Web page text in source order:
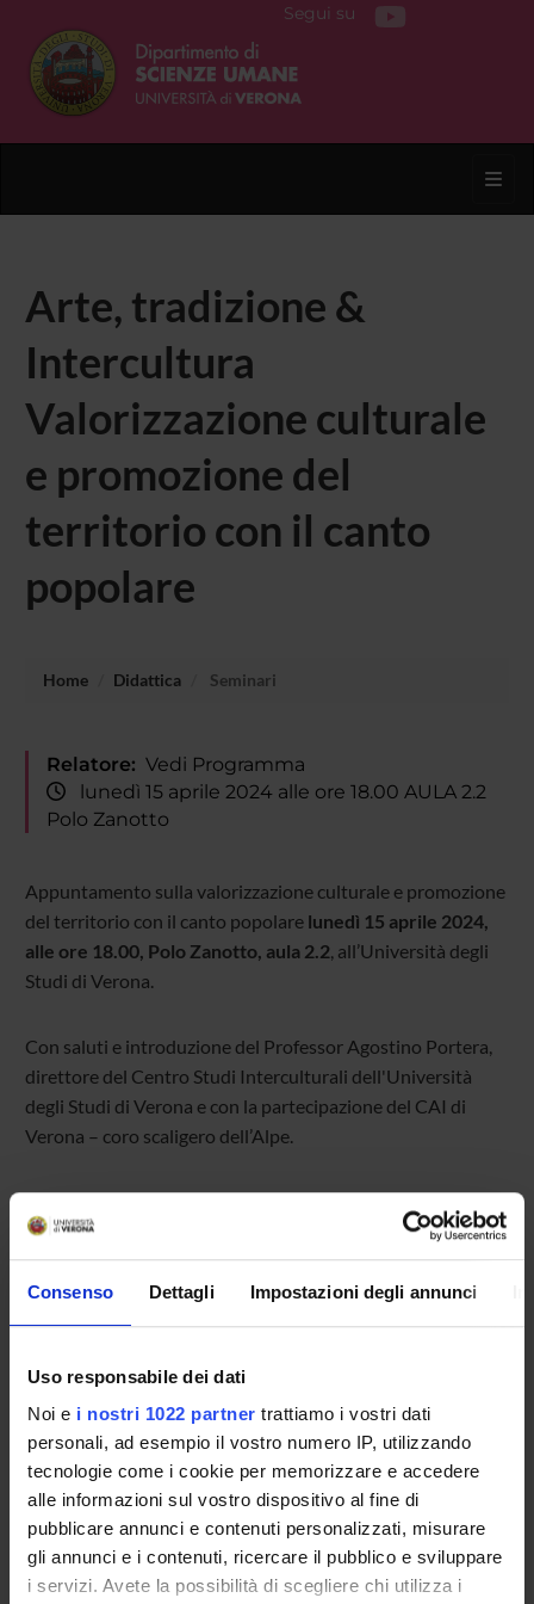
Consenso Dettagli Impostazioni degli annunci
Uso responsabile dei dati
Noi e i nostri 1022 partner trattiamo i vostri dati
personali, ad esempio il vostro numero IP, utilizzando
tecnologie come i cookie per memorizzare e accedere
alle informazioni sul vostro dispositivo al fine di
pubblicare annunci e contenuti personalizzati, misurare
gli annunci e i contenuti, ricercare il pubblico e sviluppare
i servizi. Avete la possibilità di scegliere chi utilizza i
Segui su
Arte, tradizione &
Intercultura
Valorizzazione culturale
e promozione del
territorio con il canto
popolare
Home Didattica Seminari
Relatore: Vedi Programma
lunedì 15 aprile 2024 alle ore 18.00 AULA 2.2
Polo Zanotto
Appuntamento sulla valorizzazione culturale e promozione
del territorio con il canto popolare lunedì 15 aprile 2024,
alle ore 18.00, Polo Zanotto, aula 2.2, all’Università degli
Studi di Verona.
Con saluti e introduzione del Professor Agostino Portera,
direttore del Centro Studi Interculturali dell'Università
degli Studi di Verona e con la partecipazione del CAI di
Verona – coro scaligero dell’Alpe.
di come lavora un coro a 4 voci, diretto dal Maestro Matteo
Bogoni.
TITOLO FORMATO (LINGUA, DIMENSIONE, DATA
Programma png (it, 2020 KB, 08/04/24)